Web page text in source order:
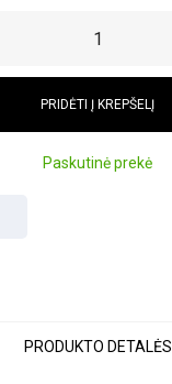
PRIDĖTI Į KREPŠELĮ
Paskutinė prekė
PRODUKTO DETALĖS